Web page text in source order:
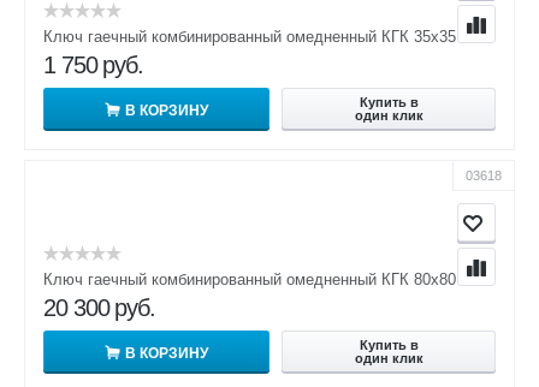
Ключ гаечный комбинированный омедненный КГК 35х35
1 750 руб.
В КОРЗИНУ
Купить в
один клик
03618
Ключ гаечный комбинированный омедненный КГК 80х80
20 300 руб.
В КОРЗИНУ
Купить в
один клик